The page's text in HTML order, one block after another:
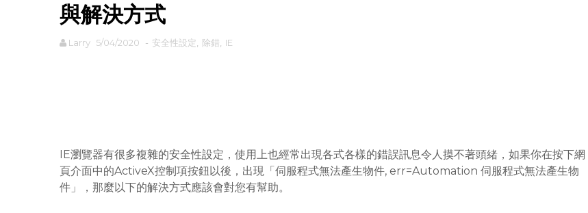
與解決方式
Larry 5/04/2020 - 安全性設定 除錯 IE
IE瀏覽器有很多複雜的安全性設定，使用上也經常出現各式各樣的錯誤訊息令人摸不著頭緒，如果你在按下網
頁介面中的ActiveX控制項按鈕以後，出現「伺服程式無法產生物件, err=Automation 伺服程式無法產生物
件」，那麼以下的解決方式應該會對您有幫助。